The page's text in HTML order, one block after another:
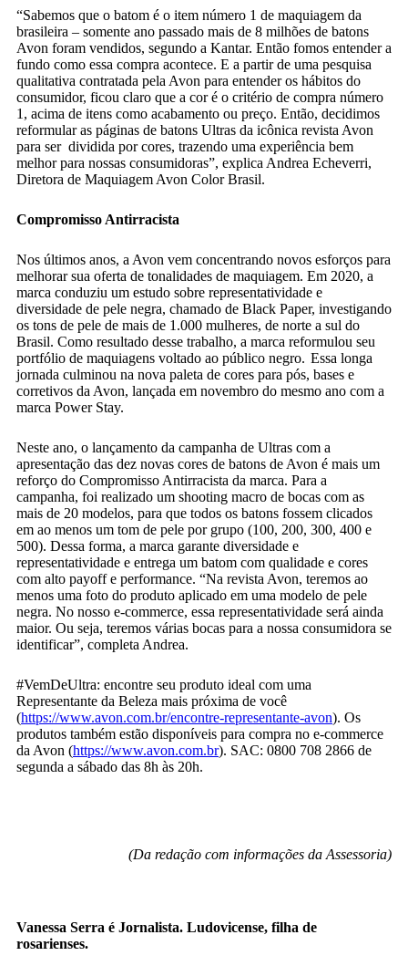
“Sabemos que o batom é o item número 1 de maquiagem da
brasileira – somente ano passado mais de 8 milhões de batons
Avon foram vendidos, segundo a Kantar. Então fomos entender a
fundo como essa compra acontece. E a partir de uma pesquisa
qualitativa contratada pela Avon para entender os hábitos do
consumidor, ficou claro que a cor é o critério de compra número
1, acima de itens como acabamento ou preço. Então, decidimos
reformular as páginas de batons Ultras da icônica revista Avon
para ser dividida por cores, trazendo uma experiência bem
melhor para nossas consumidoras”, explica Andrea Echeverri,
Diretora de Maquiagem Avon Color Brasil.
Compromisso Antirracista
Nos últimos anos, a Avon vem concentrando novos esforços para
melhorar sua oferta de tonalidades de maquiagem. Em 2020, a
marca conduziu um estudo sobre representatividade e
diversidade de pele negra, chamado de Black Paper, investigando
os tons de pele de mais de 1.000 mulheres, de norte a sul do
Brasil. Como resultado desse trabalho, a marca reformulou seu
portfólio de maquiagens voltado ao público negro. Essa longa
jornada culminou na nova paleta de cores para pós, bases e
corretivos da Avon, lançada em novembro do mesmo ano com a
marca Power Stay.
Neste ano, o lançamento da campanha de Ultras com a
apresentação das dez novas cores de batons de Avon é mais um
reforço do Compromisso Antirracista da marca. Para a
campanha, foi realizado um shooting macro de bocas com as
mais de 20 modelos, para que todos os batons fossem clicados
em ao menos um tom de pele por grupo (100, 200, 300, 400 e
500). Dessa forma, a marca garante diversidade e
representatividade e entrega um batom com qualidade e cores
com alto payoff e performance. “Na revista Avon, teremos ao
menos uma foto do produto aplicado em uma modelo de pele
negra. No nosso e-commerce, essa representatividade será ainda
maior. Ou seja, teremos várias bocas para a nossa consumidora se
identificar”, completa Andrea.
#VemDeUltra: encontre seu produto ideal com uma
Representante da Beleza mais próxima de você
(https://www.avon.com.br/encontre-representante-avon). Os
produtos também estão disponíveis para compra no e-commerce
da Avon (https://www.avon.com.br). SAC: 0800 708 2866 de
segunda a sábado das 8h às 20h.
(Da redação com informações da Assessoria)
Vanessa Serra é Jornalista. Ludovicense, filha de
rosarienses.